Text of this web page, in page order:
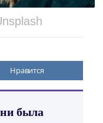
Нравится
была